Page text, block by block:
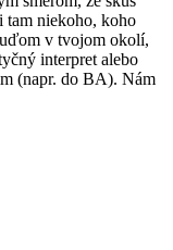
tam niekoho, koho
v tvojom okolí,
interpret alebo
(napr. do BA). Nám